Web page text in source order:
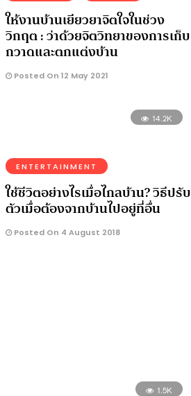
ให้งานบ้านเยียวยาจิตใจในช่วง
วิกฤต : ว่าด้วยจิตวิทยาของการเก็บ
กวาดและตกแต่งบ้าน
Posted On 12 May 2021
14.2K
ENTERTAINMENT
ใช้ชีวิตอย่างไรเมื่อไกลบ้าน? วิธีปรับ
ตัวเมื่อต้องจากบ้านไปอยู่ที่อื่น
Posted On 4 August 2018
1.5K